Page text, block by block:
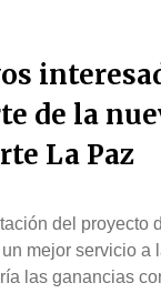
de la
La Paz
del proyecto
mejor servicio a
las ganancias